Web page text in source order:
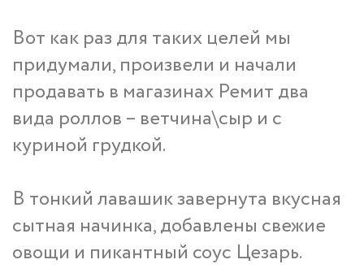
Вот как раз для таких целей мы
придумали, произвели и начали
продавать в магазинах Ремит два
вида роллов – ветчина\сыр и с
куриной грудкой.
В тонкий лавашик завернута вкусная
сытная начинка, добавлены свежие
овощи и пикантный соус Цезарь.